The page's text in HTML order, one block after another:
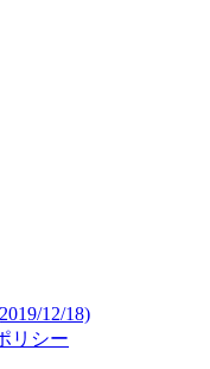
12/18)
リシー